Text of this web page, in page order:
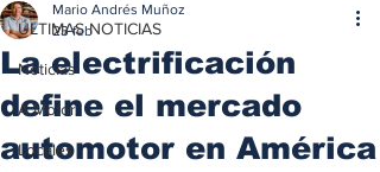
ÚLTIMAS NOTICIAS
Noticias
A Motor
Locales
La electrificación
define el mercado
automotor en América
Mario Andrés Muñoz
23 feb